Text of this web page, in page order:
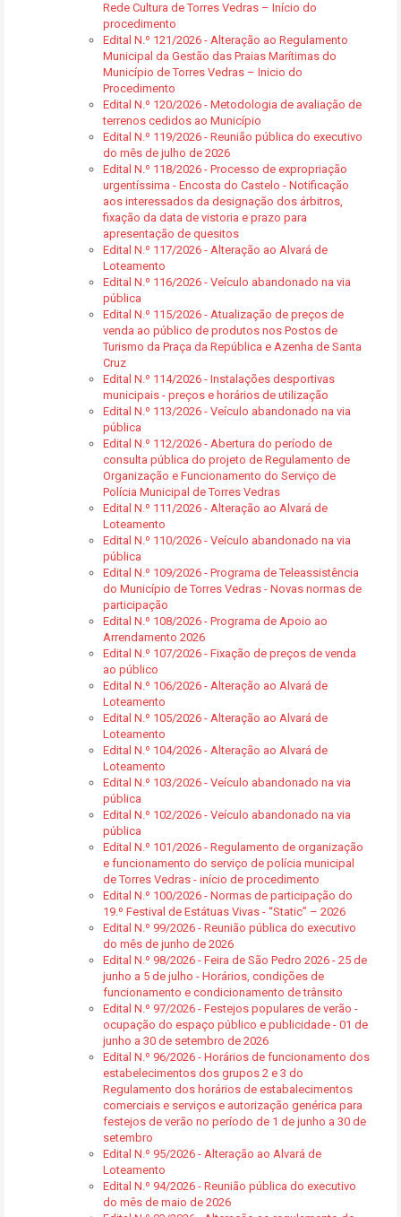
Rede Cultura de Torres Vedras – Início do
procedimento
Edital N.º 121/2026 - Alteração ao Regulamento
Municipal da Gestão das Praias Marítimas do
Município de Torres Vedras – Inicio do
Procedimento
Edital N.º 120/2026 - Metodologia de avaliação de
terrenos cedidos ao Município
Edital N.º 119/2026 - Reunião pública do executivo
do mês de julho de 2026
Edital N.º 118/2026 - Processo de expropriação
urgentíssima - Encosta do Castelo - Notificação
aos interessados da designação dos árbitros,
fixação da data de vistoria e prazo para
apresentação de quesitos
Edital N.º 117/2026 - Alteração ao Alvará de
Loteamento
Edital N.º 116/2026 - Veículo abandonado na via
pública
Edital N.º 115/2026 - Atualização de preços de
venda ao público de produtos nos Postos de
Turismo da Praça da República e Azenha de Santa
Cruz
Edital N.º 114/2026 - Instalações desportivas
municipais - preços e horários de utilização
Edital N.º 113/2026 - Veículo abandonado na via
pública
Edital N.º 112/2026 - Abertura do período de
consulta pública do projeto de Regulamento de
Organização e Funcionamento do Serviço de
Polícia Municipal de Torres Vedras
Edital N.º 111/2026 - Alteração ao Alvará de
Loteamento
Edital N.º 110/2026 - Veículo abandonado na via
pública
Edital N.º 109/2026 - Programa de Teleassistência
do Município de Torres Vedras - Novas normas de
participação
Edital N.º 108/2026 - Programa de Apoio ao
Arrendamento 2026
Edital N.º 107/2026 - Fixação de preços de venda
ao público
Edital N.º 106/2026 - Alteração ao Alvará de
Loteamento
Edital N.º 105/2026 - Alteração ao Alvará de
Loteamento
Edital N.º 104/2026 - Alteração ao Alvará de
Loteamento
Edital N.º 103/2026 - Veículo abandonado na via
pública
Edital N.º 102/2026 - Veículo abandonado na via
pública
Edital N.º 101/2026 - Regulamento de organização
e funcionamento do serviço de polícia municipal
de Torres Vedras - início de procedimento
Edital N.º 100/2026 - Normas de participação do
19.º Festival de Estátuas Vivas - “Static” – 2026
Edital N.º 99/2026 - Reunião pública do executivo
do mês de junho de 2026
Edital N.º 98/2026 - Feira de São Pedro 2026 - 25 de
junho a 5 de julho - Horários, condições de
funcionamento e condicionamento de trânsito
Edital N.º 97/2026 - Festejos populares de verão -
ocupação do espaço público e publicidade - 01 de
junho a 30 de setembro de 2026
Edital N.º 96/2026 - Horários de funcionamento dos
estabelecimentos dos grupos 2 e 3 do
Regulamento dos horários de estabalecimentos
comerciais e serviços e autorização genérica para
festejos de verão no período de 1 de junho a 30 de
setembro
Edital N.º 95/2026 - Alteração ao Alvará de
Loteamento
Edital N.º 94/2026 - Reunião pública do executivo
do mês de maio de 2026